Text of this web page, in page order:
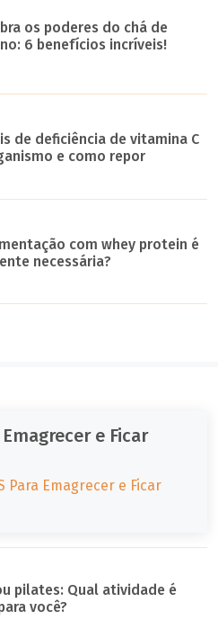
os poderes do chá de
6 benefícios incríveis!
de deficiência de vitamina C
e como repor
com whey protein é
necessária?
Emagrecer e Ficar
Para Emagrecer e Ficar
pilates: Qual atividade é
você?